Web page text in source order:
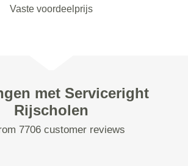
Vaste voordeelprijs
met Serviceright
Rijscholen
7706 customer reviews